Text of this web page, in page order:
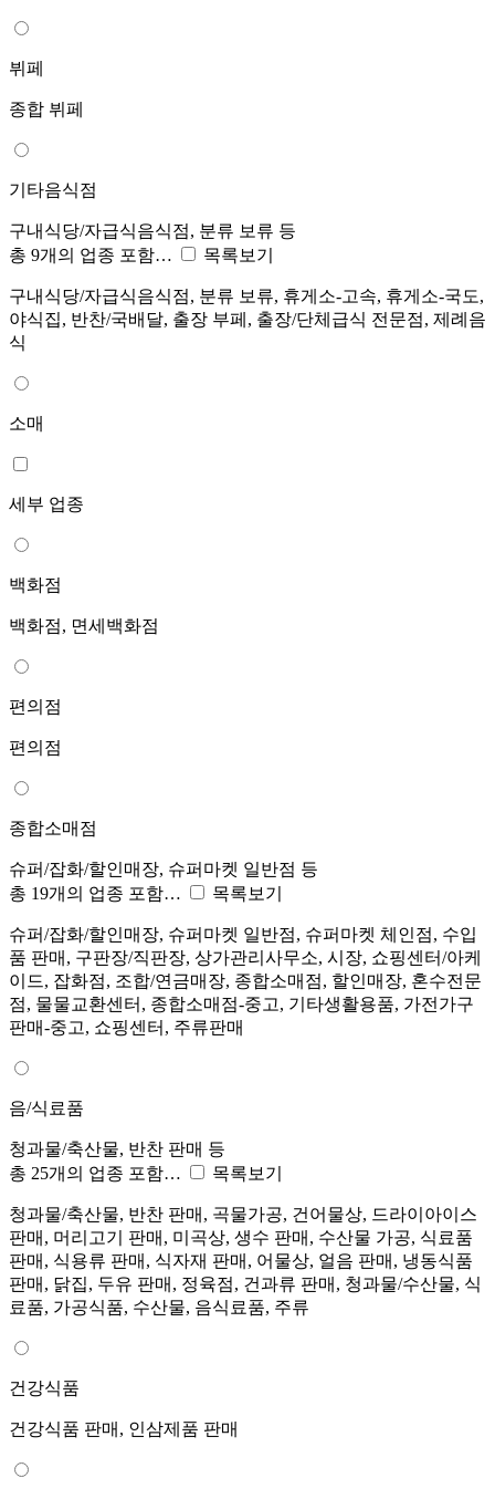
뷔페
종합 뷔페
기타음식점
구내식당/자급식음식점, 분류 보류 등
총 9개의 업종 포함…
목록보기
구내식당/자급식음식점, 분류 보류, 휴게소-고속, 휴게소-국도,
야식집, 반찬/국배달, 출장 부페, 출장/단체급식 전문점, 제례음
식
소매
세부 업종
백화점
백화점, 면세백화점
편의점
편의점
종합소매점
슈퍼/잡화/할인매장, 슈퍼마켓 일반점 등
총 19개의 업종 포함…
목록보기
슈퍼/잡화/할인매장, 슈퍼마켓 일반점, 슈퍼마켓 체인점, 수입
품 판매, 구판장/직판장, 상가관리사무소, 시장, 쇼핑센터/아케
이드, 잡화점, 조합/연금매장, 종합소매점, 할인매장, 혼수전문
점, 물물교환센터, 종합소매점-중고, 기타생활용품, 가전가구
판매-중고, 쇼핑센터, 주류판매
음/식료품
청과물/축산물, 반찬 판매 등
총 25개의 업종 포함…
목록보기
청과물/축산물, 반찬 판매, 곡물가공, 건어물상, 드라이아이스
판매, 머리고기 판매, 미곡상, 생수 판매, 수산물 가공, 식료품
판매, 식용류 판매, 식자재 판매, 어물상, 얼음 판매, 냉동식품
판매, 닭집, 두유 판매, 정육점, 건과류 판매, 청과물/수산물, 식
료품, 가공식품, 수산물, 음식료품, 주류
건강식품
건강식품 판매, 인삼제품 판매